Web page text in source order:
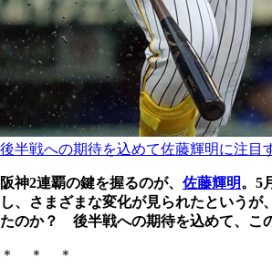
後半戦への期待を込めて佐藤輝明に注目
阪神2連覇の鍵を握るのが、 佐藤輝明。5
し、さまざまな変化が見られたというが
たのか？ 後半戦への期待を込めて、こ
＊ ＊ ＊